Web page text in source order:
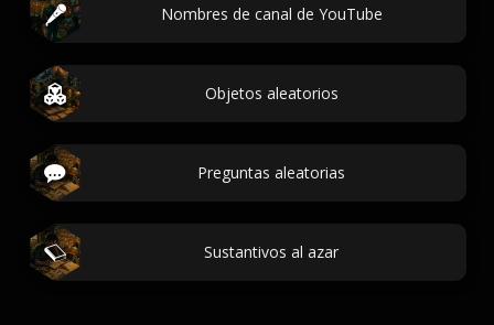
Nombres de canal de YouTube
Objetos aleatorios
Preguntas aleatorias
Sustantivos al azar